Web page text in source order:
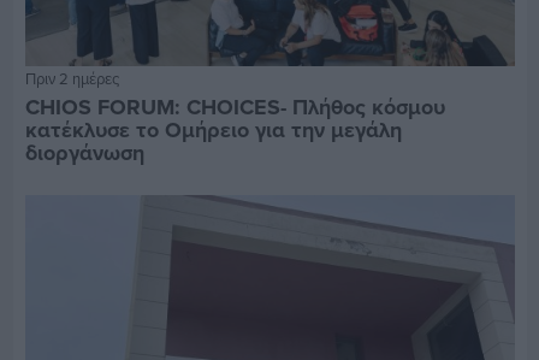
Πριν 2 ημέρες
CHIOS FORUM: CHOICES- Πλήθος κόσμου
κατέκλυσε το Ομήρειο για την μεγάλη
διοργάνωση